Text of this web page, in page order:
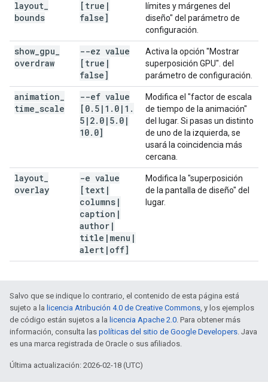
layout
bounds
[true |
false]
límites y márgenes del
diseño" del parámetro de
configuración.
show gpu
overdraw
--ez value
[true |
false]
Activa la opción "Mostrar
superposición GPU". del
parámetro de configuración.
animation
time scale
--ef value
[0. 5 | 1 . 0 | 1 .
5 | 2. 0 | 5. 0 |
10. 0]
Modifica el "factor de escala
de tiempo de la animación"
del lugar. Si pasas un distinto
de uno de la izquierda, se
usará la coincidencia más
cercana.
layout
overlay
-e value
[text |
columns |
caption |
author |
title | menu |
alert | off]
Modifica la "superposición
de la pantalla de diseño" del
lugar.
Salvo que se indique lo contrario, el contenido de esta página está
sujeto a la licencia Atribución 4.0 de Creative Commons , y los ejemplos
de código están sujetos a la licencia Apache 2.0 . Para obtener más
información, consulta las políticas del sitio de Google Developers . Java
es una marca registrada de Oracle o sus afiliados.
Última actualización: 2026-02-18 (UTC)